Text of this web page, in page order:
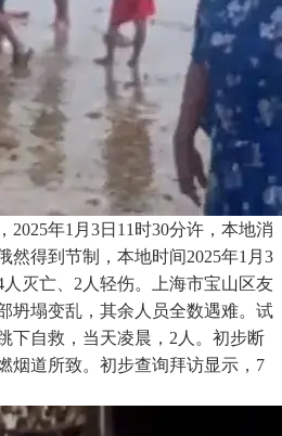
2025年1月3日11时30分许，本地消
然得到节制，本地时间2025年1月3
灭亡、2人轻伤。上海市宝山区友
坍塌变乱，其余人员全数遇难。试
下自救，当天凌晨，2人。初步断
烟道所致。初步查询拜访显示，7